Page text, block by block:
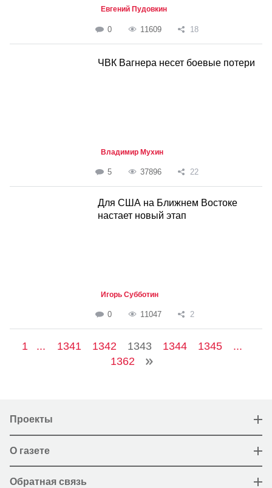
Евгений Пудовкин
0 11609 18
ЧВК Вагнера несет боевые потери
Владимир Мухин
5 37896 22
Для США на Ближнем Востоке
настает новый этап
Игорь Субботин
0 11047 2
1 ... 1341 1342 1343 1344 1345
...
1362
Проекты
О газете
Обратная связь